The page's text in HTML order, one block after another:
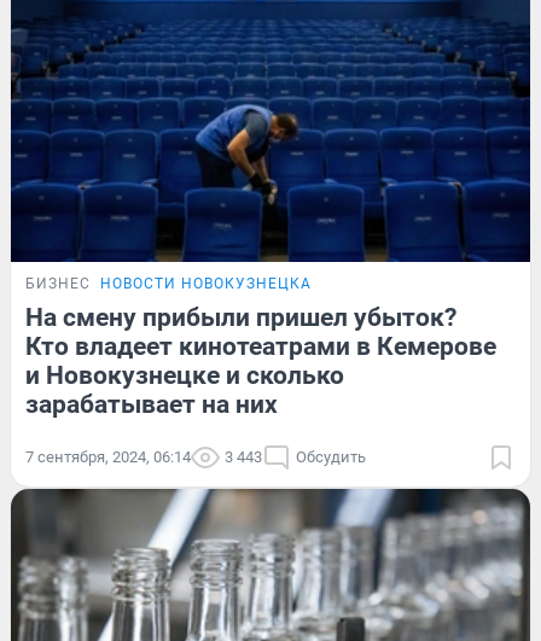
БИЗНЕС НОВОСТИ НОВОКУЗНЕЦКА
На смену прибыли пришел убыток?
Кто владеет кинотеатрами в Кемерове
и Новокузнецке и сколько
зарабатывает на них
7 сентября, 2024, 06:14 3 443 Обсудить